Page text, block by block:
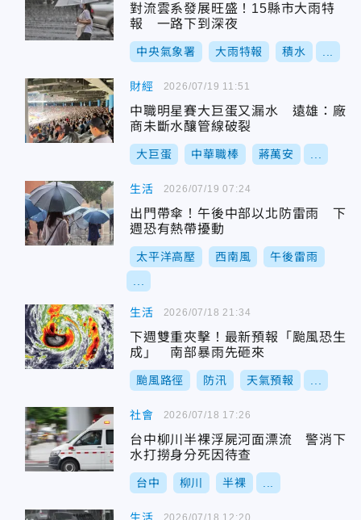
對流雲系發展旺盛！15縣市大雨特
報 一路下到深夜
中央氣象署 大雨特報 積水
財經
中職明星賽大巨蛋又漏水 遠雄：廠
商未斷水釀管線破裂
大巨蛋 中華職棒 蔣萬安
2026/07/19 11:51
生活
出門帶傘！午後中部以北防雷雨 下
週恐有熱帶擾動
太平洋高壓 西南風 午後雷雨
2026/07/19 07:24
生活
下週雙重夾擊！最新預報「颱風恐生
成」 南部暴雨先砸來
颱風路徑 防汛 天氣預報
2026/07/18 21:34
社會
台中柳川半裸浮屍河面漂流 警消下
水打撈身分死因待查
台中 柳川 半裸
2026/07/18 17:26
2026/07/18 12:20